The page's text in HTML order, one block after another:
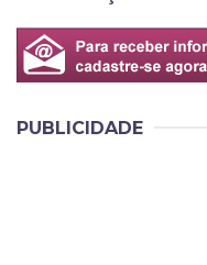
PUBLICIDADE